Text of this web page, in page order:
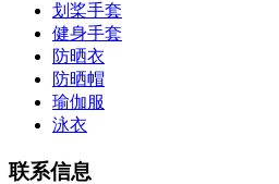
划桨手套
健身手套
防晒衣
防晒帽
瑜伽服
泳衣
联系信息